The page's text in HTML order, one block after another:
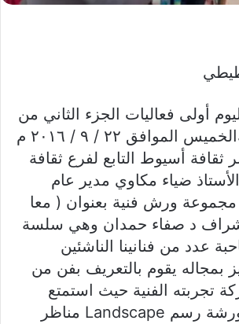
أولى فعاليات الجزء الثاني من
حملة الفن بهجةالخميس الموافق ٢٢ / ٩ / ٢٠١٦ م
أسيوط التابع لفرع ثقافة
ضياء مكاوي مدير عام
مجموعة ورش فنية بعنوان ( معا
د صفاء حمدان وهي سلسة
عدد من فنانينا الناشئين
بمجاله يقوم بالتعريف بفن من
تجربته الفنية حيث استمتع
الأطفال اليوم بورشة رسم Landscape مناظر